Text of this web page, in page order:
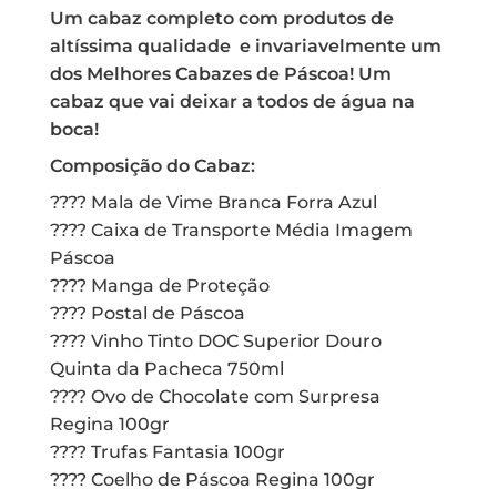
Um cabaz completo com produtos de
altíssima qualidade e invariavelmente um
dos Melhores Cabazes de Páscoa! Um
cabaz que vai deixar a todos de água na
boca!
Composição do Cabaz:
???? Mala de Vime Branca Forra Azul
???? Caixa de Transporte Média Imagem
Páscoa
???? Manga de Proteção
???? Postal de Páscoa
???? Vinho Tinto DOC Superior Douro
Quinta da Pacheca 750ml
???? Ovo de Chocolate com Surpresa
Regina 100gr
???? Trufas Fantasia 100gr
???? Coelho de Páscoa Regina 100gr